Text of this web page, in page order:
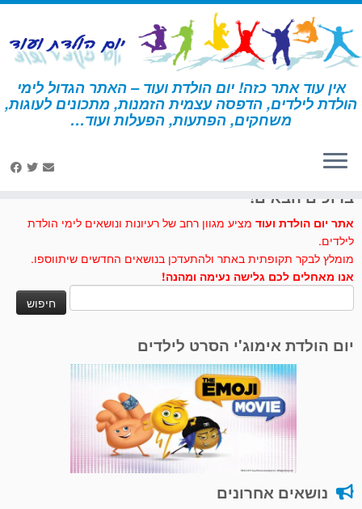
דלג
לתוכן
אין עוד אתר כזה! יום הולדת ועוד – האתר הגדול לימי
הולדת לילדים, הדפסה עצמית הזמנות, מתכונים לעוגות,
משחקים, הפתעות, הפעלות ועוד… דף הבית » מילקשייק
ברוכים הבאים!
אתר יום הולדת ועוד מציע מגוון רחב של רעיונות ונושאים לימי הולדת
לילדים.
מומלץ לבקר תקופתית באתר ולהתעדכן בנושאים החדשים שיתווספו.
אנו מאחלים לכם גלישה נעימה ומהנה!
יום הולדת אימוג'י הסרט לילדים
נושאים אחרונים